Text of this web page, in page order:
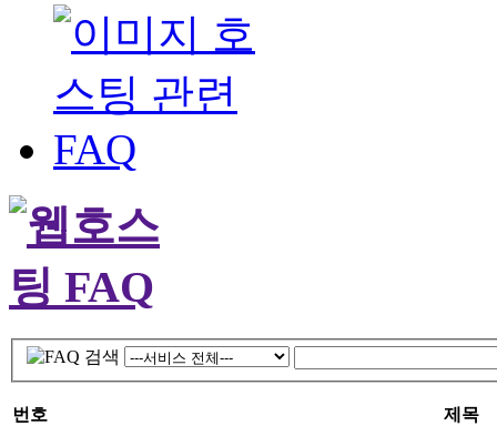
번호
제목